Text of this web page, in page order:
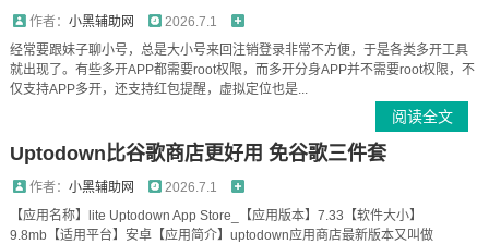
作者： 小黑辅助网
2026.7.1
经常要跟妹子聊小号，总是大小号来回注销登录非常不方便，于是各类多开工具
就出现了。有些多开APP都需要root权限，而多开分身APP并不需要root权限，不
仅支持APP多开，还支持红包提醒，虚拟定位也是...
阅读全文
Uptodown比谷歌商店更好用 免谷歌三件套
作者： 小黑辅助网
2026.7.1
【应用名称】lite Uptodown App Store_【应用版本】7.33【软件大小】
9.8mb【适用平台】安卓【应用简介】uptodown应用商店最新版本又叫做